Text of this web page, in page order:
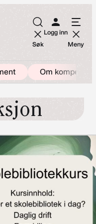
Søk
Logg inn
Meny
Om